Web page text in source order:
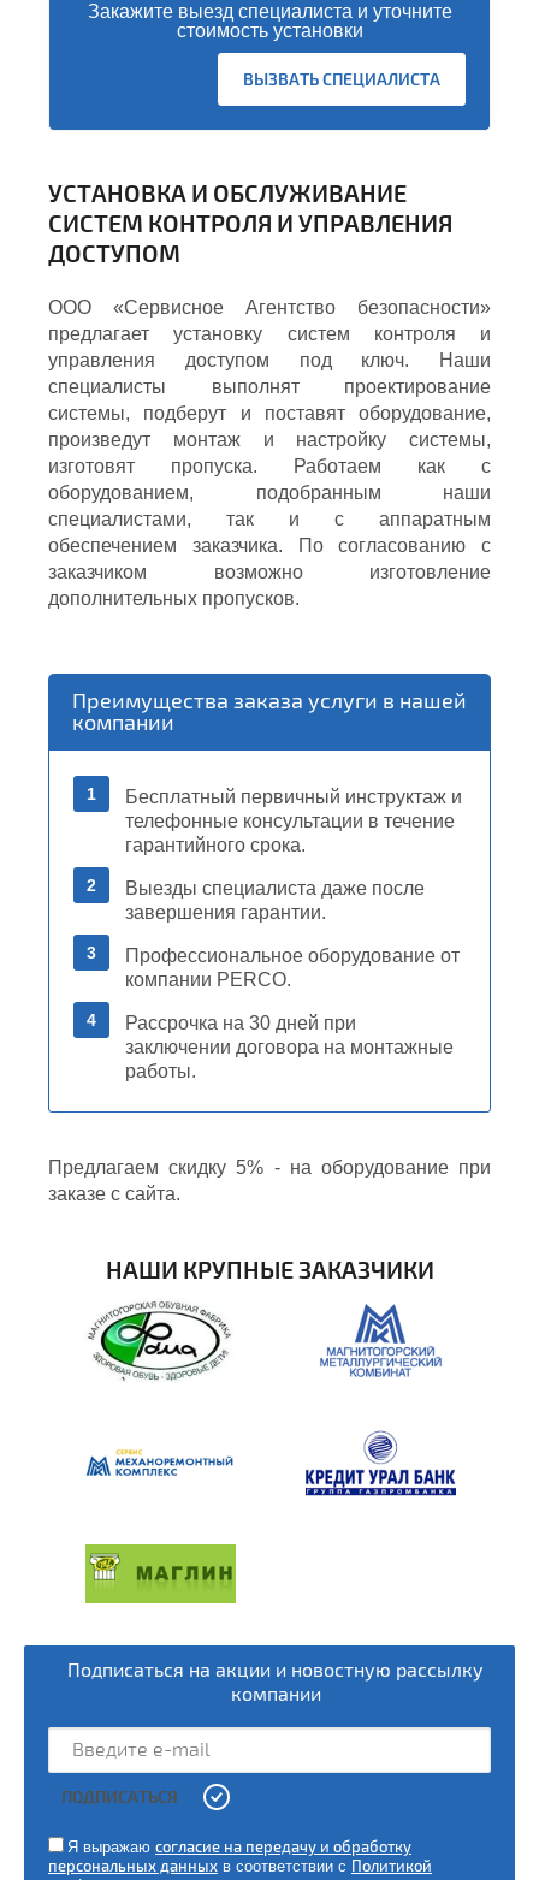
Закажите выезд специалиста и уточните
стоимость установки
ВЫЗВАТЬ СПЕЦИАЛИСТА
УСТАНОВКА И ОБСЛУЖИВАНИЕ
СИСТЕМ КОНТРОЛЯ И УПРАВЛЕНИЯ
ДОСТУПОМ
ООО «Сервисное Агентство безопасности»
предлагает установку систем контроля и
управления доступом под ключ. Наши
специалисты выполнят проектирование
системы, подберут и поставят оборудование,
произведут монтаж и настройку системы,
изготовят пропуска. Работаем как с
оборудованием, подобранным наши
специалистами, так и с аппаратным
обеспечением заказчика. По согласованию с
заказчиком возможно изготовление
дополнительных пропусков.
Преимущества заказа услуги в нашей
компании
1
Бесплатный первичный инструктаж и
телефонные консультации в течение
гарантийного срока.
2
Выезды специалиста даже после
завершения гарантии.
3
Профессиональное оборудование от
компании PERCO.
4
Рассрочка на 30 дней при
заключении договора на монтажные
работы.
Предлагаем скидку 5% - на оборудование при
заказе с сайта.
НАШИ КРУПНЫЕ ЗАКАЗЧИКИ
Подписаться на акции и новостную рассылку
компании
Я выражаю согласие на передачу и обработку
персональных данных в соответствии с Политикой
ПОДПИСАТЬСЯ